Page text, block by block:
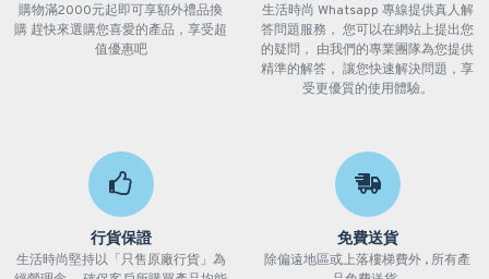
購物滿2000元起即可享額外禮品換
購 趕快來選購您喜愛的產品，享受超
值優惠吧
生活時尚 Whatsapp 專線提供真人解
答問題服務， 您可以在網站上提出您
的疑問， 由我們的專業團隊為您提供
精準的解答， 讓您快速解決問題，享
受更優質的使用體驗。
行貨保證
生活時尚堅持以「只售原廠行貨」為
免費送貨
除偏遠地區或上落樓梯費外 , 所有產